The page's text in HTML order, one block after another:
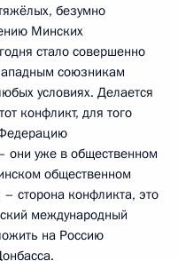
безумно
Минских
стало совершенно
союзникам
условиях. Делается
конфликт, для того
они уже в общественном
общественном
сторона конфликта, это
международный
на Россию